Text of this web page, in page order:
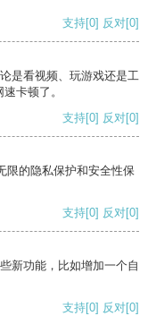
支持[0] 反对[0]
是看视频、玩游戏还是工
卡顿了。
支持[0] 反对[0]
限的隐私保护和安全性保
支持[0] 反对[0]
新功能，比如增加一个自
支持[0] 反对[0]